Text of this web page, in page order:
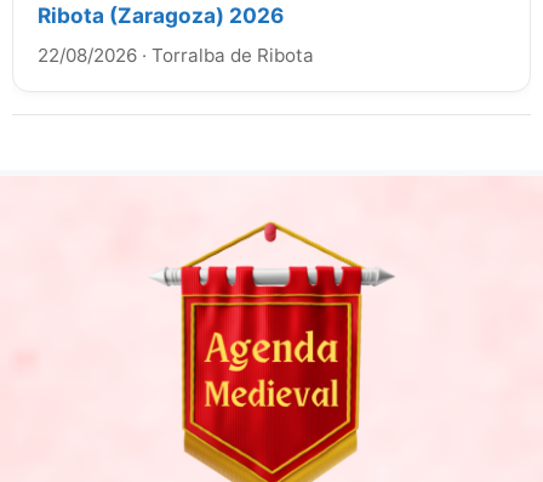
Ribota (Zaragoza) 2026
22/08/2026 · Torralba de Ribota